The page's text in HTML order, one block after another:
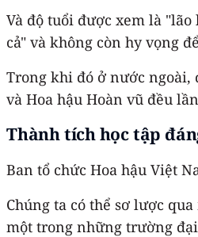
Và độ tuổi được xem là
cả" và không còn hy vọng
Trong khi đó ở nước ngoài,
và Hoa hậu Hoàn vũ đều
Thành tích học tập
Ban tổ chức Hoa hậu Việt
Chúng ta có thể sơ lược
một trong những trường